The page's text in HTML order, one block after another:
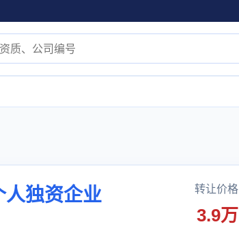
人独资企业 转让价格
3.9万